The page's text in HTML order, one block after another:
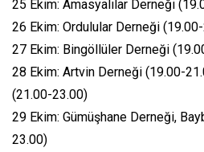
25 Ekim: Amasyalılar Derneği
26 Ekim: Ordulular Derneği
27 Ekim: Bingöllüler Derneği
28 Ekim: Artvin Derneği (19.00-
(21.00-23.00)
29 Ekim: Gümüşhane Derneği,
23.00)